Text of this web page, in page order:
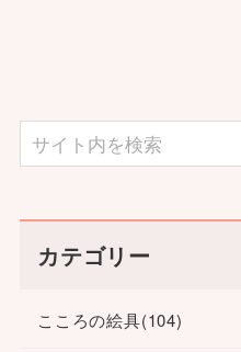
カテゴリー
こころの絵具(104)